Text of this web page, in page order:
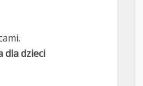
dla dzieci